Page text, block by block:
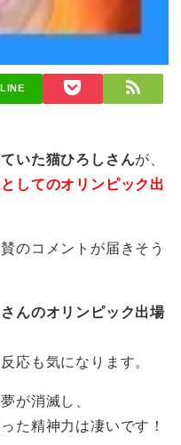
LINE
いた猫ひろしさんが、
してのオリンピック出
のコメントが届きそう
んのオリンピック出場
応も気になります。
が消滅し、
た精神力は凄いです！